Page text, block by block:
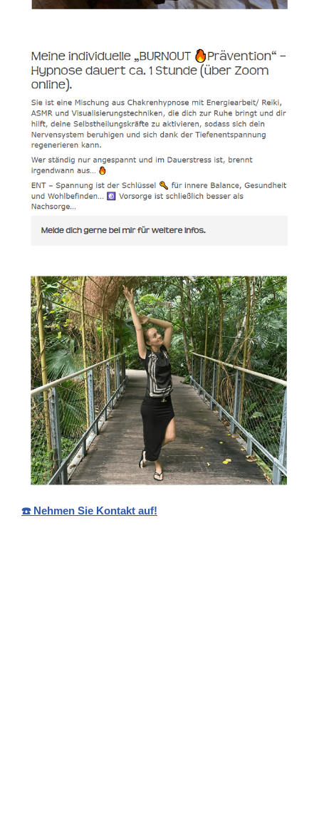
☎️ Nehmen Sie Kontakt auf!